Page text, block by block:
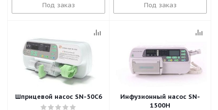
Под заказ Под заказ
Шприцевой насос SN-50C6
Инфузионный насос SN-
1500H